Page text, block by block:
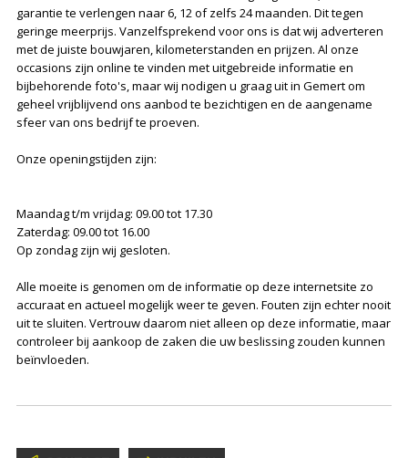
garantie te verlengen naar 6, 12 of zelfs 24 maanden. Dit tegen
geringe meerprijs. Vanzelfsprekend voor ons is dat wij adverteren
met de juiste bouwjaren, kilometerstanden en prijzen. Al onze
occasions zijn online te vinden met uitgebreide informatie en
bijbehorende foto's, maar wij nodigen u graag uit in Gemert om
geheel vrijblijvend ons aanbod te bezichtigen en de aangename
sfeer van ons bedrijf te proeven.
Onze openingstijden zijn:
Maandag t/m vrijdag: 09.00 tot 17.30
Zaterdag: 09.00 tot 16.00
Op zondag zijn wij gesloten.
Alle moeite is genomen om de informatie op deze internetsite zo
accuraat en actueel mogelijk weer te geven. Fouten zijn echter nooit
uit te sluiten. Vertrouw daarom niet alleen op deze informatie, maar
controleer bij aankoop de zaken die uw beslissing zouden kunnen
beïnvloeden.